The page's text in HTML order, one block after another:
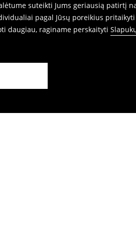
suteikti Jums geriausią
pagal Jūsų poreikius
daugiau, raginame perskaityti